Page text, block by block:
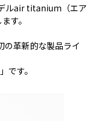
ルair titanium（エア
す。
の革新的な製品ライ
す。